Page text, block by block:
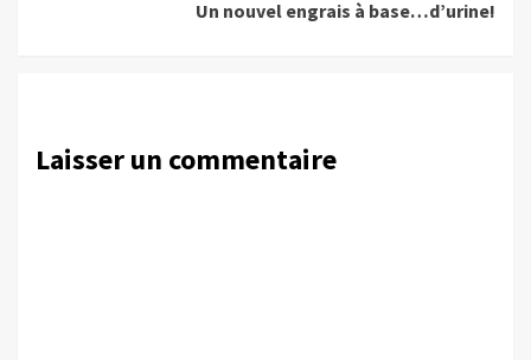
Un nouvel engrais à base…d’urine!
Laisser un commentaire